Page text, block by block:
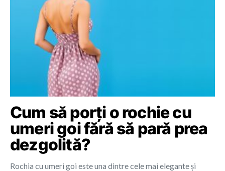
Cum să porți o rochie cu
umeri goi fără să pară prea
dezgolită?
Rochia cu umeri goi este una dintre cele mai elegante și